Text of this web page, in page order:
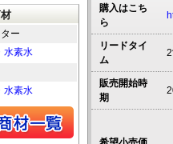
購入はこち
ら
リードタイ
ム
販売開始時
期
ー
水素水
水素水